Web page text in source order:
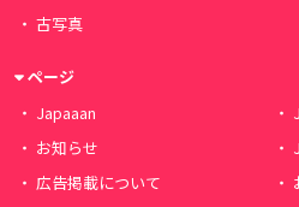
古写真
ページ
Japaaan
お知らせ
広告掲載について